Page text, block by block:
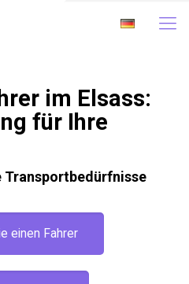
im Elsass:
für Ihre
einen Fahrer